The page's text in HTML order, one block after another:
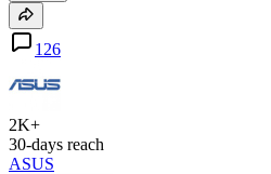
126
2K+
30-days reach
ASUS